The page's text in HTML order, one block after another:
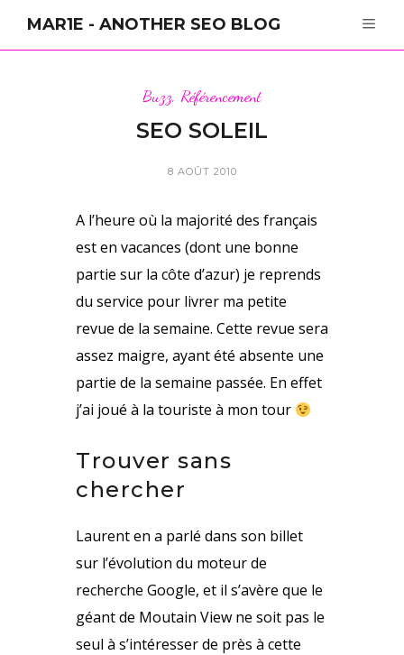
MAR1E - ANOTHER SEO BLOG
Buzz, Référencement
SEO SOLEIL
8 AOÛT 2010
A l’heure où la majorité des français
est en vacances (dont une bonne
partie sur la côte d’azur) je reprends
du service pour livrer ma petite
revue de la semaine. Cette revue sera
assez maigre, ayant été absente une
partie de la semaine passée. En effet
j’ai joué à la touriste à mon tour
Trouver sans
chercher
Laurent en a parlé dans son billet
sur l’évolution du moteur de
recherche Google, et il s’avère que le
géant de Moutain View ne soit pas le
seul à s’intéresser de près à cette